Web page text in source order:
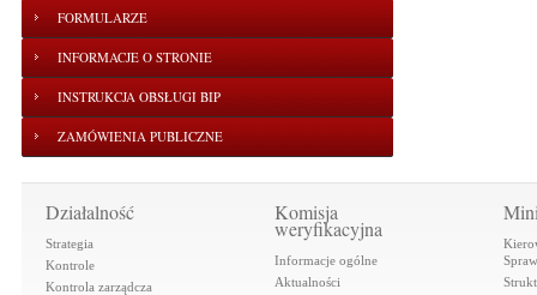
FORMULARZE
INFORMACJE O STRONIE
INSTRUKCJA OBSŁUGI BIP
ZAMÓWIENIA PUBLICZNE
Działalność
Strategia
Kontrole
Kontrola zarządcza
Komisja
weryfikacyjna
Informacje ogólne
Aktualności